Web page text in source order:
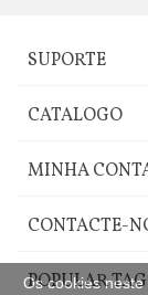
Os cookies
SUPORTE
CATALOGO
MINHA
CONTACTE-
POPULAR